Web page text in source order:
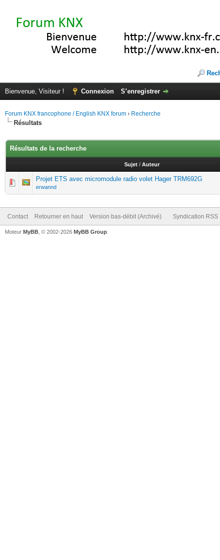
Bienvenue, Visiteur ! Connexion S’enregistrer
Forum KNX francophone / English KNX forum › Recherche
Résultats
Résultats de la recherche
Sujet / Auteur
Projet ETS avec micromodule radio volet Hager TRM692G
erwannd
Contact Retourner en haut Version bas-débit (Archivé) Syndication RSS
Moteur MyBB , © 2002-2026 MyBB Group